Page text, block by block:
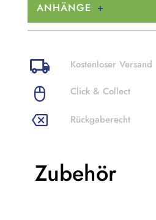
ANHÄNGE
Kostenloser Versand
Click & Collect
Rückgaberecht
Zubehör